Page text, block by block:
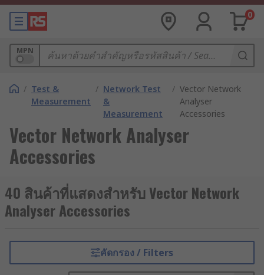
0
MPN
/ Test &
Measurement
/ Network Test
&
Measurement
/ Vector Network
Analyser
Accessories
Vector Network Analyser
Accessories
40 สินค้าที่แสดงสำหรับ Vector Network
Analyser Accessories
คัดกรอง / Filters